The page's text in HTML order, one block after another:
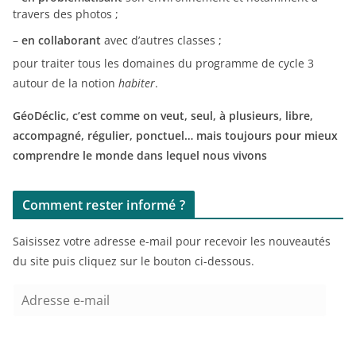
travers des photos ;
– en collaborant avec d’autres classes ;
pour traiter tous les domaines du programme de cycle 3
autour de la notion habiter.
GéoDéclic, c’est comme on veut, seul, à plusieurs, libre,
accompagné, régulier, ponctuel… mais toujours pour mieux
comprendre le monde dans lequel nous vivons
Comment rester informé ?
Saisissez votre adresse e-mail pour recevoir les nouveautés
du site puis cliquez sur le bouton ci-dessous.